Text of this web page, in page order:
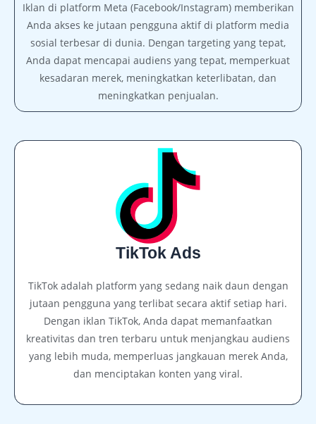
Iklan di platform Meta (Facebook/Instagram) memberikan
Anda akses ke jutaan pengguna aktif di platform media
sosial terbesar di dunia. Dengan targeting yang tepat,
Anda dapat mencapai audiens yang tepat, memperkuat
kesadaran merek, meningkatkan keterlibatan, dan
meningkatkan penjualan.
TikTok Ads
TikTok adalah platform yang sedang naik daun dengan
jutaan pengguna yang terlibat secara aktif setiap hari.
Dengan iklan TikTok, Anda dapat memanfaatkan
kreativitas dan tren terbaru untuk menjangkau audiens
yang lebih muda, memperluas jangkauan merek Anda,
dan menciptakan konten yang viral.